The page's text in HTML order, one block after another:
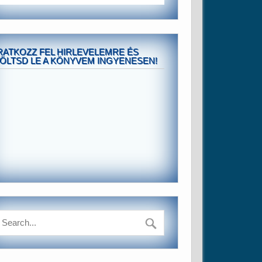
FEL HIRLEVELEMRE ÉS
LE A KÖNYVEM INGYENESEN!